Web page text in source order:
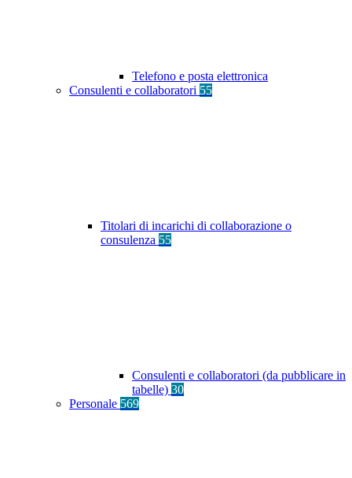
Telefono e posta elettronica
Consulenti e collaboratori 55
Titolari di incarichi di collaborazione o
consulenza 55
Consulenti e collaboratori (da pubblicare in
tabelle) 30
Personale 569